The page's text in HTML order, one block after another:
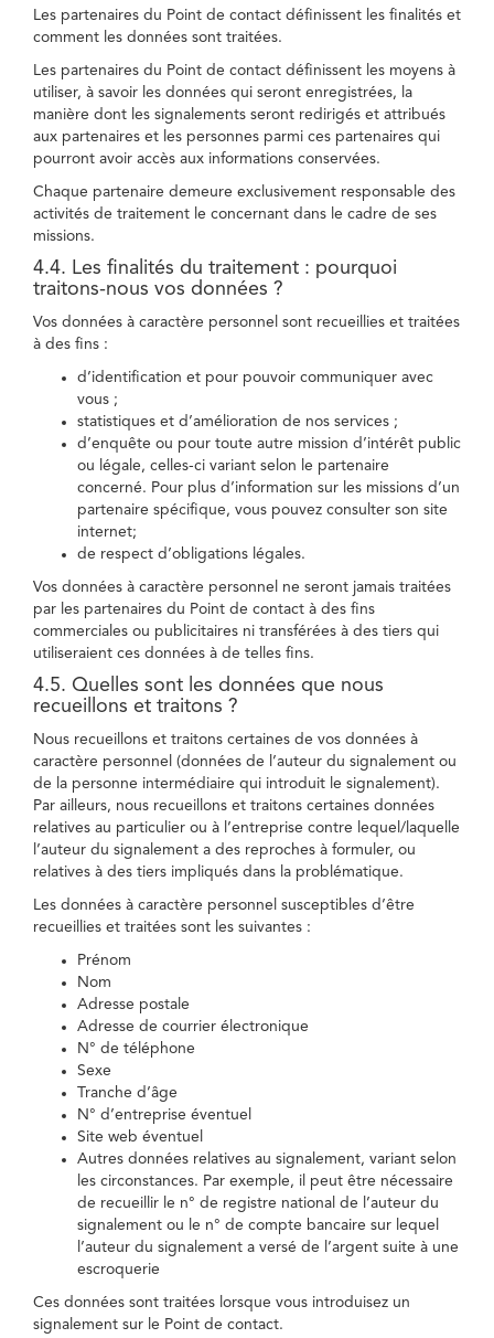
Les partenaires du Point de contact définissent les finalités et
comment les données sont traitées.
Les partenaires du Point de contact définissent les moyens à
utiliser, à savoir les données qui seront enregistrées, la
manière dont les signalements seront redirigés et attribués
aux partenaires et les personnes parmi ces partenaires qui
pourront avoir accès aux informations conservées.
Chaque partenaire demeure exclusivement responsable des
activités de traitement le concernant dans le cadre de ses
missions.
4.4. Les finalités du traitement : pourquoi
traitons-nous vos données ?
Vos données à caractère personnel sont recueillies et traitées
à des fins :
d’identification et pour pouvoir communiquer avec
vous ;
statistiques et d’amélioration de nos services ;
d’enquête ou pour toute autre mission d’intérêt public
ou légale, celles-ci variant selon le partenaire
concerné. Pour plus d’information sur les missions d’un
partenaire spécifique, vous pouvez consulter son site
internet;
de respect d’obligations légales.
Vos données à caractère personnel ne seront jamais traitées
par les partenaires du Point de contact à des fins
commerciales ou publicitaires ni transférées à des tiers qui
utiliseraient ces données à de telles fins.
4.5. Quelles sont les données que nous
recueillons et traitons ?
Nous recueillons et traitons certaines de vos données à
caractère personnel (données de l’auteur du signalement ou
de la personne intermédiaire qui introduit le signalement).
Par ailleurs, nous recueillons et traitons certaines données
relatives au particulier ou à l’entreprise contre lequel/laquelle
l’auteur du signalement a des reproches à formuler, ou
relatives à des tiers impliqués dans la problématique.
Les données à caractère personnel susceptibles d’être
recueillies et traitées sont les suivantes :
Prénom
Nom
Adresse postale
Adresse de courrier électronique
N° de téléphone
Sexe
Tranche d’âge
N° d’entreprise éventuel
Site web éventuel
Autres données relatives au signalement, variant selon
les circonstances. Par exemple, il peut être nécessaire
de recueillir le n° de registre national de l’auteur du
signalement ou le n° de compte bancaire sur lequel
l’auteur du signalement a versé de l’argent suite à une
escroquerie
Ces données sont traitées lorsque vous introduisez un
signalement sur le Point de contact.